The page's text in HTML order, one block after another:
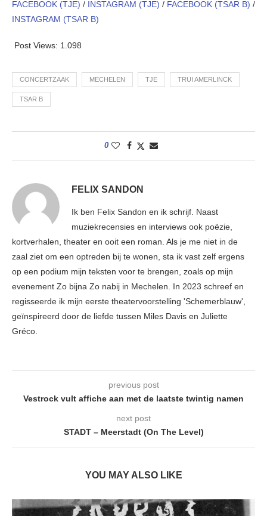
FACEBOOK (TJE) / INSTAGRAM (TJE) / FACEBOOK (TSAR B) /
INSTAGRAM (TSAR B)
Post Views: 1.098
CONCERTZAAK MECHELEN TJE TRUI AMERLINCK
TSAR B
0
FELIX SANDON
Ik ben Felix Sandon en ik schrijf. Naast
muziekrecensies en interviews ook poëzie,
kortverhalen, theater en ooit een roman. Als je me niet in de
zaal ziet om een optreden bij te wonen, sta ik vast zelf ergens
op een podium mijn teksten voor te brengen, zoals op mijn
evenement Zo bijna Zo nabij in Mechelen. In 2023 schreef en
regisseerde ik mijn eerste theatervoorstelling 'Schemerblauw',
geïnspireerd door de liefde tussen Miles Davis en Juliette
Gréco.
previous post
Vestrock vult affiche aan met de laatste twintig namen
next post
STADT – Meerstadt (On The Level)
YOU MAY ALSO LIKE